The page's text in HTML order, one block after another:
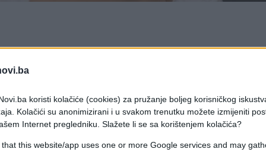
koristi kolačiće (cookies) za pružanje boljeg korisničkog
Kolačići su anonimizirani i u svakom trenutku možete izmijeniti
Internet pregledniku. Slažete li se sa korištenjem kolačića?
that this website/app uses one or more Google services and may
ali mnogi nisu svjesni ljudi iz svog
s lakoćom i da je priželjkuje, dok kritiku
da se zapita – šta je zapravo korisnije za
koji se i danas može primijeniti u gotovo